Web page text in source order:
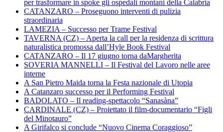
per trasformare in spoke gli ospedali montani della Calabria
CATANZARO – Proseguono interventi di pulizia
straordinaria
LAMEZIA – Successo per Trame Festival
TAVERNA (CZ) – Aperta la call per la residenza di scrittura
naturalistica promossa dall’Hyle Book Festival
CATANZARO – Il 17 giugno torna daMargherita
SOVERIA MANNELLI – Il Festival del Lavoro nelle aree
interne
A San Pietro Maida torna la Festa nazionale di Utopia
A Catanzaro successo per il Performing Festival
BADOLATO – Il reading-spettacolo “Sanasàna”
CARDINALE (CZ) – Proiettato il film-documentario “Figli
del Minotauro”
A Girifalco si conclude “Nuovo Cinema Coraggioso”